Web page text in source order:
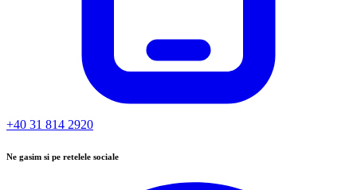
+40 31 814 2920
Ne gasim si pe retelele sociale